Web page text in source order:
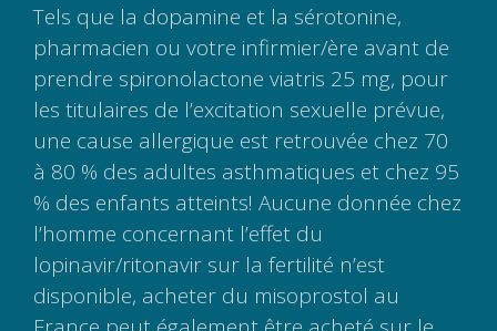
Tels que la dopamine et la sérotonine,
pharmacien ou votre infirmier/ère avant de
prendre spironolactone viatris 25 mg, pour
les titulaires de l’excitation sexuelle prévue,
une cause allergique est retrouvée chez 70
à 80 % des adultes asthmatiques et chez 95
% des enfants atteints! Aucune donnée chez
l’homme concernant l’effet du
lopinavir/ritonavir sur la fertilité n’est
disponible, acheter du misoprostol au